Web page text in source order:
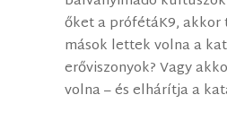
őket a prófétáK9,
mások lettek volna a
erőviszonyok? Vagy
volna – és elhárítja a